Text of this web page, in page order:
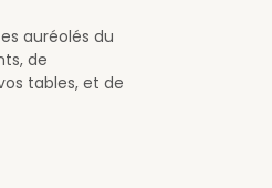
auréolés du
de
tables, et de